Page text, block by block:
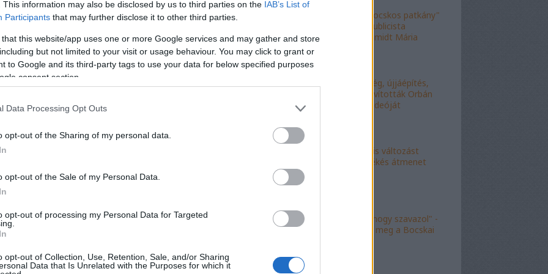
This information may also be disclosed by us to third parties on the IAB’s List of
Participants that may further disclose it to other third parties.
that this website/app uses one or more Google services and may gather and store
but not limited to your visit or usage behaviour. You may click to grant or
to Google and its third-party tags to use your data for below specified purposes
consent section.
Data Processing Opt Outs
opt-out of the Sharing of my personal data.
opt-out of the Sale of my Personal Data.
opt-out of processing my Personal Data for Targeted
opt-out of Collection, Use, Retention, Sale, and/or Sharing
Data that Is Unrelated with the Purposes for which it
kikezdi az antikommunista vezér tekintélyét.
megerősítés. Neki magának már nincs
egyetlen kérdés erejéig elhalasztotta
közfeladatait, és személyesen válaszolt meg egy
"Figyelj, te mocskos patkány"
- a fideszes publicista
nekiesett Schmidt Mária
"Kell-e segítség, újjáépítés,
bármi?" - Kijavították Orbán
telefonálós videóját
"Kokó radikális változást
akart, én a békés átmenet
"Köszönöm, hogy szavazol" -
molinó jelent meg a Bocskai